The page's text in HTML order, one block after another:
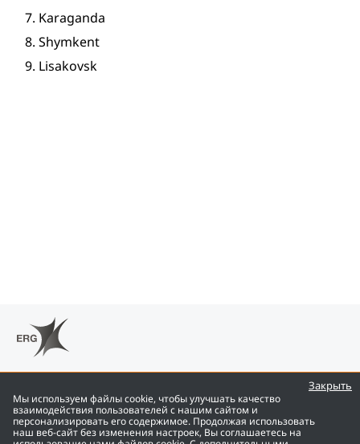
Мы используем файлы cookie, чтобы улучшать качество
взаимодействия пользователей с нашим сайтом и
персонализировать его содержимое. Продолжая использовать
наш веб-сайт без изменения настроек, Вы соглашаетесь на
Закрыть
Karaganda
Shymkent
Lisakovsk
ENG